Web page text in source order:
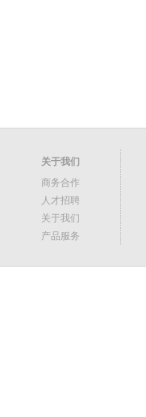
关于我们
商务合作
人才招聘
关于我们
产品服务